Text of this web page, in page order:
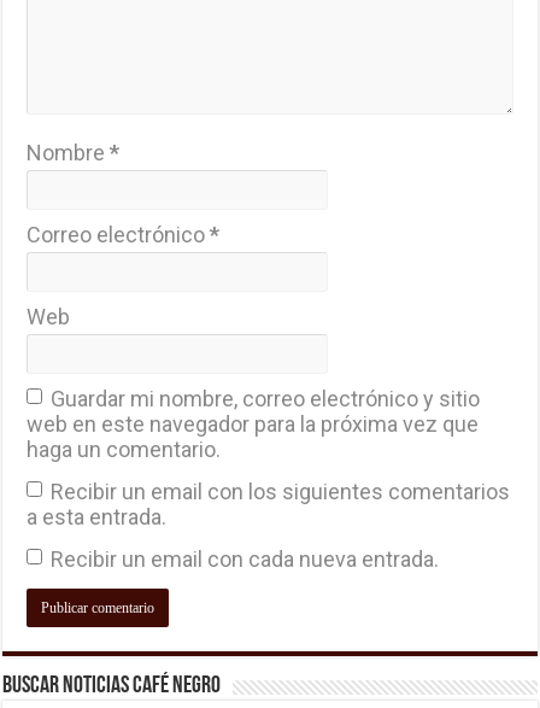
Nombre*
Correo electrónico*
Web
Guardar mi nombre, correo electrónico y sitio
web en este navegador para la próxima vez que
haga un comentario.
Recibir un email con los siguientes comentarios
a esta entrada.
Recibir un email con cada nueva entrada.
Buscar Noticias Café Negro